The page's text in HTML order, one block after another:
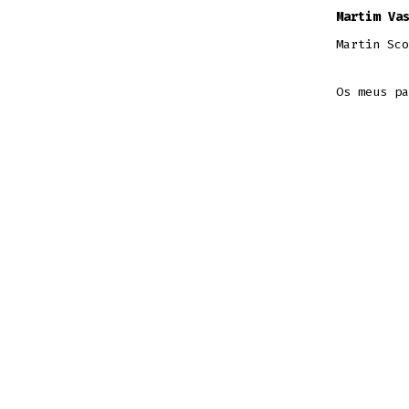
Martim
Martin
Os meus